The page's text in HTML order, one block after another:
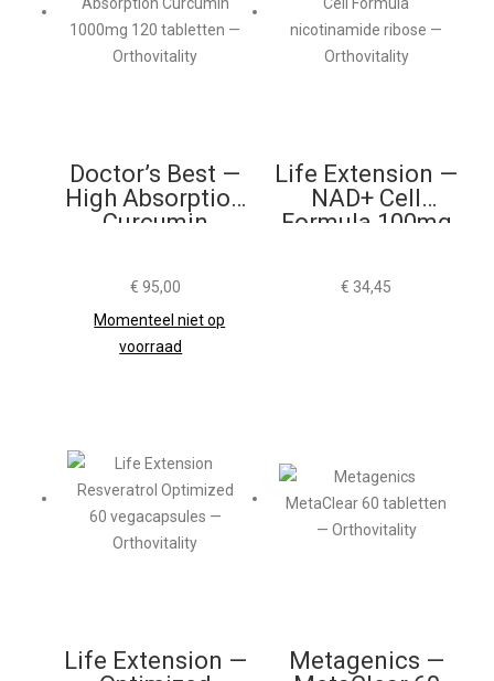
Doctor’s Best —
High Absorption
Curcumin
€ 95,00
Momenteel niet op
voorraad
Life Extension —
NAD+ Cell
Formula 100mg
€ 34,45
Life Extension —
Metagenics —